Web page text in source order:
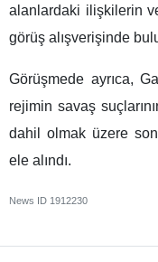
alanlardaki ilişkilerin
görüş alışverişinde
Görüşmede ayrıca,
rejimin savaş
dahil olmak üzere
ele alındı.
News ID 1912230